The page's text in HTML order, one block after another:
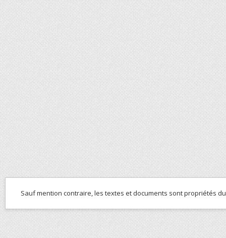
Sauf mention contraire, les textes et documents sont propriétés